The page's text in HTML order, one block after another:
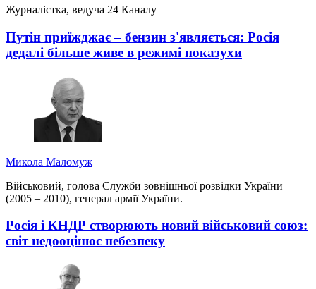
Журналістка, ведуча 24 Каналу
Путін приїжджає – бензин з'являється: Росія
дедалі більше живе в режимі показухи
Микола Маломуж
Військовий, голова Служби зовнішньої розвідки України
(2005 – 2010), генерал армії України.
Росія і КНДР створюють новий військовий союз:
світ недооцінює небезпеку